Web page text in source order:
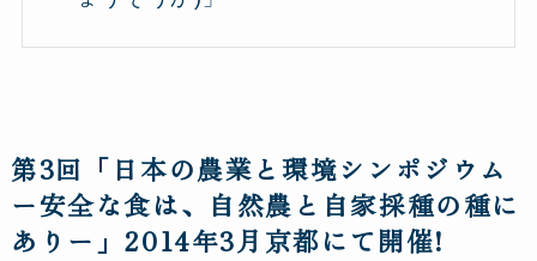
第3回「日本の農業と環境シンポジウム
ー安全な食は、自然農と自家採種の種に
ありー」2014年3月京都にて開催!